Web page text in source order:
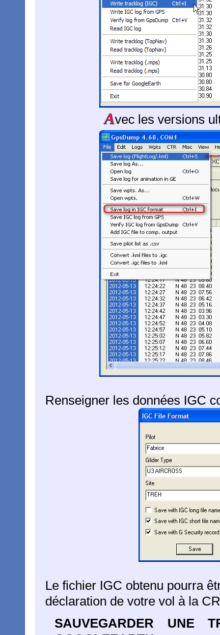
Avec les versions
Renseigner les données IGC
Le fichier IGC obtenu pourra
déclaration de votre vol à la
SAUVEGARDER UNE